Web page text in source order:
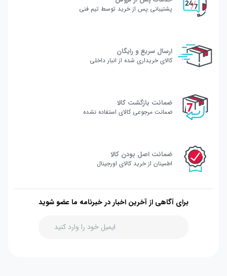
پشتیبانی پس از خرید توسط تیم فنی
ارسال سریع و رایگان
کالای خریداری شده از انبار داخلی
ضمانت بازگشت کالا
ضمانت مرجوعی کالای استفاده نشده
ضمانت اصل بودن کالا
اطمینان از خرید کالای اورجینال
برای آگاهی از آخرین اخبار در خبرنامه ما عضو شوید